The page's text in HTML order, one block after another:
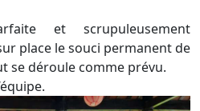
et scrupuleusement
place le souci permanent de
se déroule comme prévu.